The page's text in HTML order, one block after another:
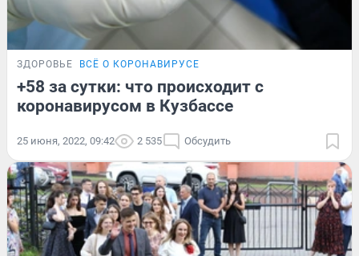
ЗДОРОВЬЕ ВСЁ О КОРОНАВИРУСЕ
+58 за сутки: что происходит с
коронавирусом в Кузбассе
25 июня, 2022, 09:42 2 535 Обсудить